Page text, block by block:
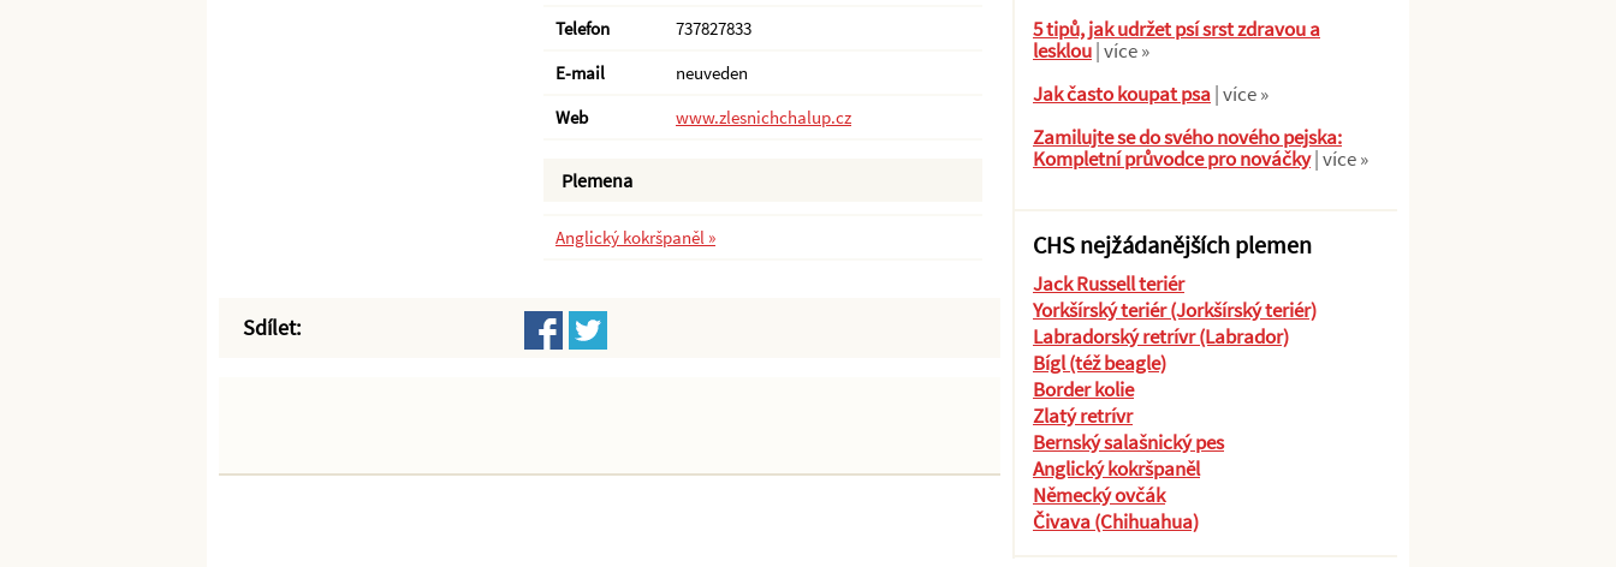
Telefon
737827833
E-mail
neuveden
Web
www.zlesnichchalup.cz
Plemena
Anglický kokršpaněl »
Sdílet:
5 tipů, jak udržet psí srst zdravou a
lesklou| více »
Jak často koupat psa| více »
Zamilujte se do svého nového pejska:
Kompletní průvodce pro nováčky| více »
CHS nejžádanějších plemen
Jack Russell teriér
Yorkšírský teriér (Jorkšírský teriér)
Labradorský retrívr (Labrador)
Bígl (též beagle)
Border kolie
Zlatý retrívr
Bernský salašnický pes
Anglický kokršpaněl
Německý ovčák
Čivava (Chihuahua)